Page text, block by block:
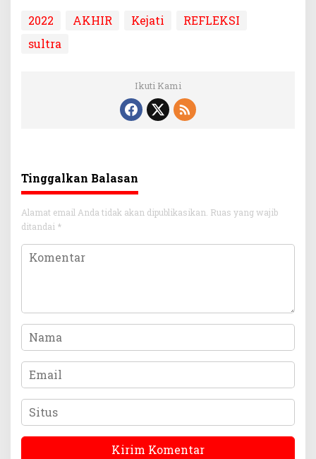
2022
AKHIR Kejati
REFLEKSI
sultra
Ikuti Kami
Tinggalkan Balasan
Alamat email Anda tidak akan dipublikasikan. Ruas yang wajib
ditandai *